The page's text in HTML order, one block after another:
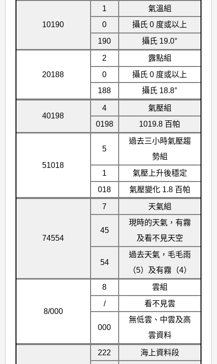
10190
1
氣溫組
0
攝氏 0 度或以上
190
攝氏 19.0°
20188
2
露點組
0
攝氏 0 度或以上
188
攝氏 18.8°
40198
4
氣壓組
0198
1019.8 百帕
51018
5
過去三小時氣壓趨
勢組
1
氣壓上升後穩定
018
氣壓變化 1.8 百帕
74554
7 天氣組
45
現時的天氣，有霧
及看不見天空
54
過去天氣，毛毛雨
（5）及有霧（4）
8/000
8
雲組
/
看不見雲
000
無低雲、中雲及高
雲資料
222
海上資料段